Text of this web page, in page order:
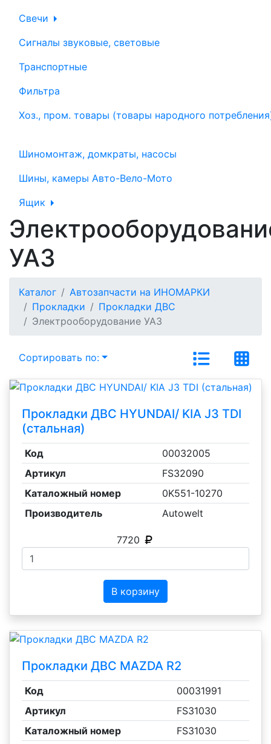
Свечи
Сигналы звуковые, световые
Транспортные
Фильтра
Хоз., пром. товары (товары народного
Шиномонтаж, домкраты, насосы
Шины, камеры Авто-Вело-Мото
Ящик
УАЗ
Каталог
Автозапчасти на ИНОМАРКИ
Прокладки
Прокладки ДВС
Электрооборудование УАЗ
Сортировать по:
Прокладки ДВС HYUNDAI/ KIA J3 TDI
(стальная)
Код
00032005
Артикул
FS32090
Каталожный номер
0K551-10270
Производитель
Autowelt
7720
В корзину
Прокладки ДВС MAZDA R2
Код
00031991
Артикул
FS31030
Каталожный номер
FS31030